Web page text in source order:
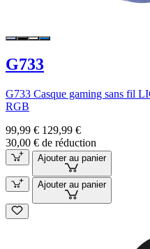
G733
G733 Casque gaming sans fil
RGB
99,99 € 129,99 €
30,00 € de réduction
Ajouter au panier
Ajouter au panier